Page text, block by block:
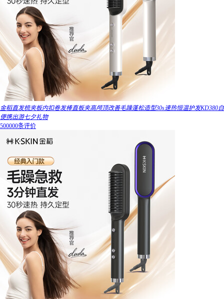
金稻直发梳夹板内扣卷发棒直板夹高颅顶改善毛躁蓬松造型30s速热恒温护发KD380白
便携出游七夕礼物
500000条评价